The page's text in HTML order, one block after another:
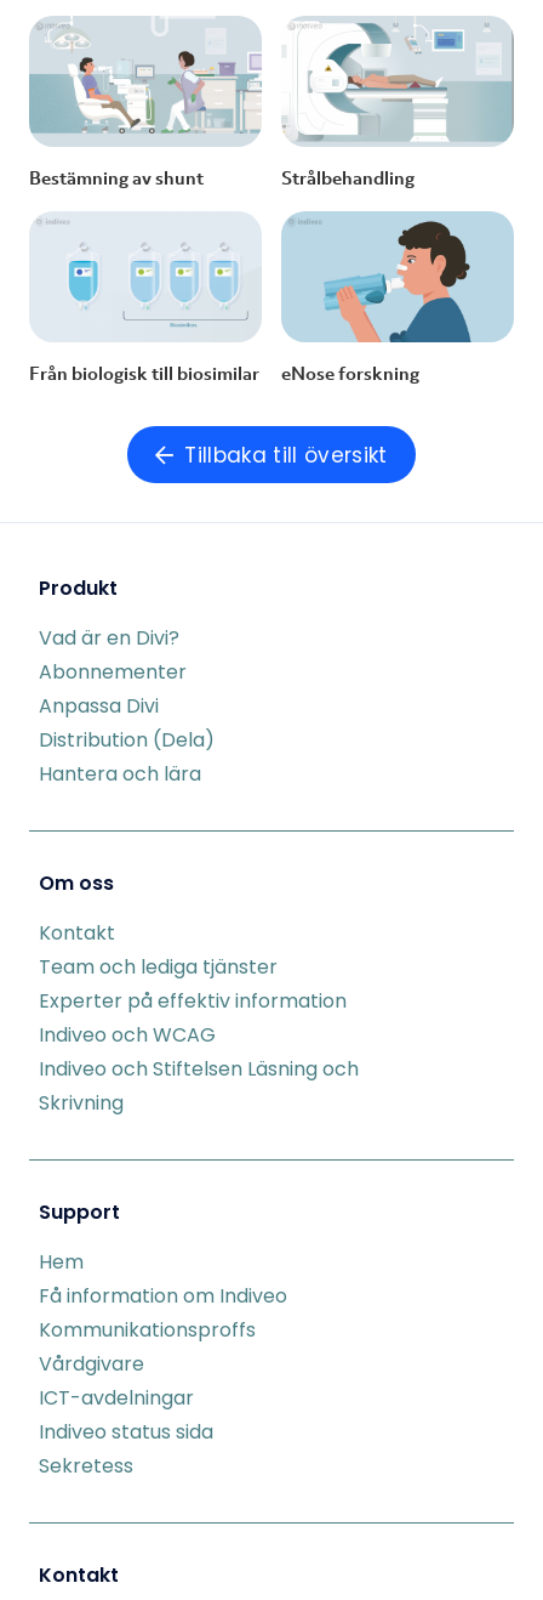
Bestämning av shunt Strålbehandling
Från biologisk till biosimilar eNose forskning
Tillbaka till översikt
Produkt
Vad är en Divi?
Abonnementer
Anpassa Divi
Distribution (Dela)
Hantera och lära
Om oss
Kontakt
Team och lediga tjänster
Experter på effektiv information
Indiveo och WCAG
Indiveo och Stiftelsen Läsning och
Skrivning
Support
Hem
Få information om Indiveo
Kommunikationsproffs
Vårdgivare
ICT-avdelningar
Indiveo status sida
Sekretess
Kontakt